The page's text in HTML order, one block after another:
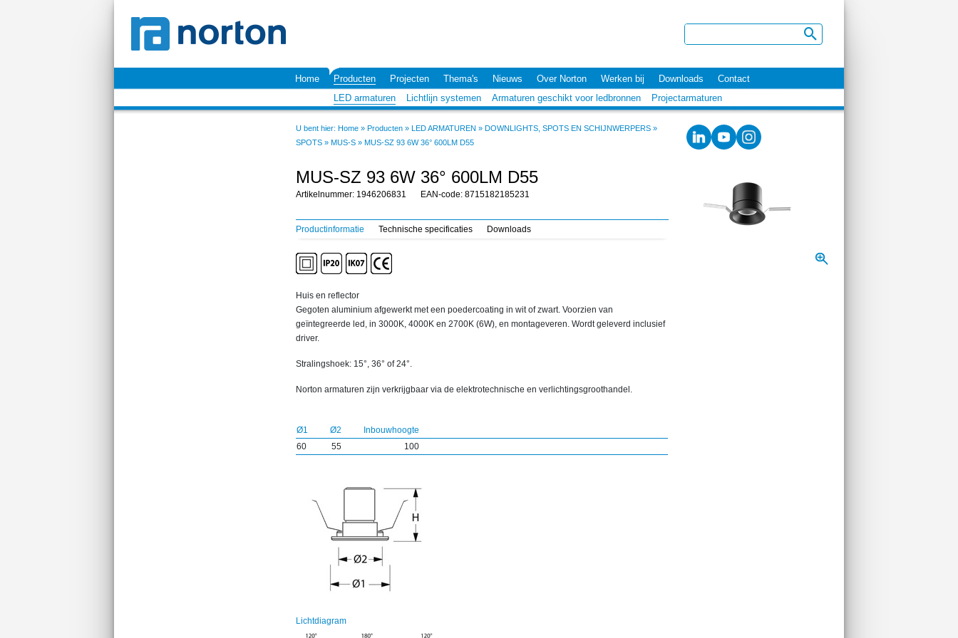
Home Producten Projecten Thema's Nieuws Over Norton Werken bij Downloads
Contact
LED armaturen
Lichtlijn systemen Armaturen geschikt voor ledbronnen Projectarmaturen
U bent hier: Home » Producten » LED ARMATUREN » DOWNLIGHTS, SPOTS EN SCHIJNWERPERS »
SPOTS » MUS-S » MUS-SZ 93 6W 36° 600LM D55
MUS-SZ 93 6W 36° 600LM D55
Artikelnummer: 1946206831 EAN-code: 8715182185231
Productinformatie Technische specificaties Downloads
Huis en reflector
Gegoten aluminium afgewerkt met een poedercoating in wit of zwart. Voorzien van
geïntegreerde led, in 3000K, 4000K en 2700K (6W), en montageveren. Wordt geleverd inclusief
driver.
Stralingshoek: 15°, 36° of 24°.
Norton armaturen zijn verkrijgbaar via de elektrotechnische en verlichtingsgroothandel.
Ø1 Ø2
Inbouwhoogte
60
55 100
Lichtdiagram